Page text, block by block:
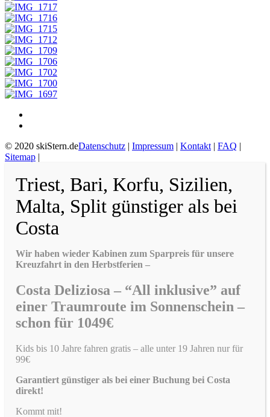
© 2020 skiStern.deDatenschutz | Impressum | Kontakt | FAQ |
Sitemap |
Triest, Bari, Korfu, Sizilien,
Malta, Split günstiger als bei
Costa
Wir haben wieder Kabinen zum Sparpreis für unsere
Kreuzfahrt in den Herbstferien –
Costa Deliziosa – “All inklusive” auf
einer Traumroute im Sonnenschein –
schon für 1049€
Kids bis 10 Jahre fahren gratis – alle unter 19 Jahren nur für
99€
Garantiert günstiger als bei einer Buchung bei Costa
direkt!
Kommt mit!